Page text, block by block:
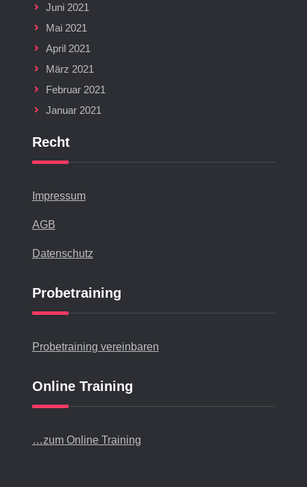
Juni 2021
Mai 2021
April 2021
März 2021
Februar 2021
Januar 2021
Recht
Impressum
AGB
Datenschutz
Probetraining
Probetraining vereinbaren
Online Training
…zum Online Training